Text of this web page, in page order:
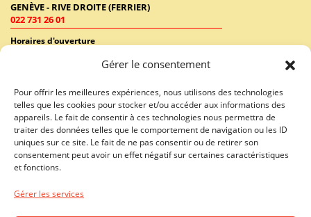
Gérer le consentement
Pour offrir les meilleures expériences, nous utilisons des technologies
telles que les cookies pour stocker et/ou accéder aux informations des
appareils. Le fait de consentir à ces technologies nous permettra de
traiter des données telles que le comportement de navigation ou les ID
uniques sur ce site. Le fait de ne pas consentir ou de retirer son
consentement peut avoir un effet négatif sur certaines caractéristiques
et fonctions.
Gérer les services
GENÈVE - RIVE DROITE (FERRIER)
022 731 26 01
Horaires d'ouverture
GENÈVE - RIVE GAUCHE (RHÔNE)
022 731 26 46
Horaires d'ouverture
Lundi - Vendredi: 10:00-19:00 / Samedi: 10:00-18:00
LAUSANNE - CENTRE VILLE
Horaires d'ouverture
Lundi - Vendredi: 10:00-19:00 / Samedi: 09:00-18:00